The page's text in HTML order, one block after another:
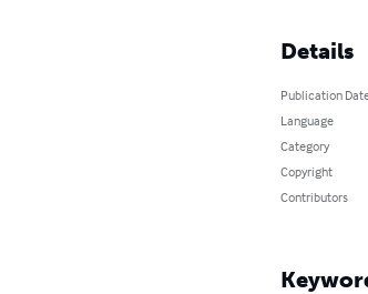
Details
Publication
Language
Category
Copyright
Contributors